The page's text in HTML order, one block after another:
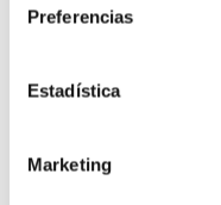
Preferencias
Estadística
Marketing